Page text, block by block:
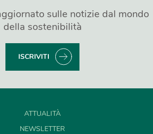
sulle notizie dal mondo
della sostenibilità
ISCRIVITI
ATTUALITÀ
NEWSLETTER